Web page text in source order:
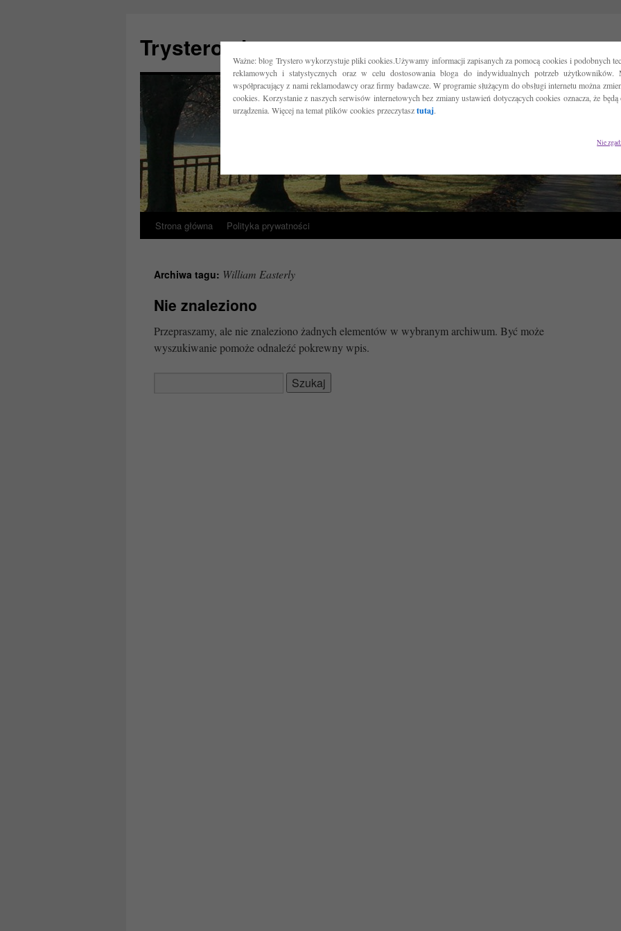
Ważne: blog Trystero wykorzystuje pliki cookies.Używamy informacji zapisanych za pomocą cookies i podobnych
reklamowych i statystycznych oraz w celu dostosowania bloga do indywidualnych potrzeb użytkowników.
współpracujący z nami reklamodawcy oraz firmy badawcze. W programie służącym do obsługi internetu można
cookies. Korzystanie z naszych serwisów internetowych bez zmiany ustawień dotyczących cookies oznacza, że będą
urządzenia. Więcej na temat plików cookies przeczytasztutaj.
Nie
Trystero.pl
Przejdź
treści
Strona główna Polityka prywatności
Archiwa tagu: William Easterly
Nie znaleziono
Przepraszamy, ale nie znaleziono żadnych elementów w wybranym archiwum. Być może
wyszukiwanie pomoże odnaleźć pokrewny wpis.